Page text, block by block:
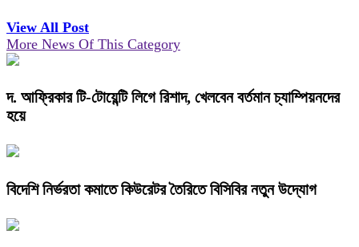
View All Post
More News Of This Category
দ. আফ্রিকার টি-টোয়েন্টি লিগে রিশাদ, খেলবেন বর্তমান চ্যাম্পিয়নদের
হয়ে
বিদেশি নির্ভরতা কমাতে কিউরেটর তৈরিতে বিসিবির নতুন উদ্যোগ